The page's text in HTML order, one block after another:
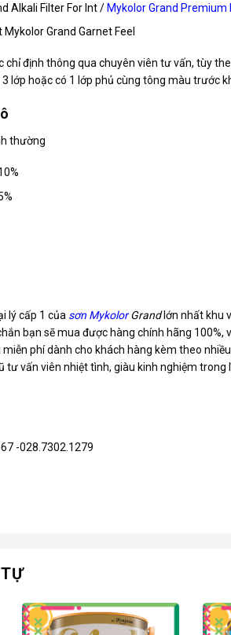
Alkali Filter For Int /Mykolor Grand Premium
Grand Garnet Feel
chỉ định thông qua chuyên viên tư vấn, tùy
lớp hoặc có 1 lớp phủ cùng tông màu trước
thường
lý cấp 1 của sơn MykolorGrandlớn nhất khu
bạn sẽ mua được hàng chính hãng
phí dành cho khách hàng kèm theo
tư vấn viên nhiệt tình, giàu kinh nghiệm trong
-028.7302.1279